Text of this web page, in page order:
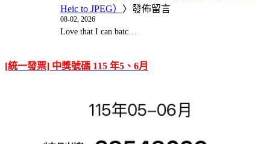
Heic to JPEG） 〉發佈留言
08-02, 2026
Love that I can batc…
[統一發票] 中獎號碼 115 年5、6月